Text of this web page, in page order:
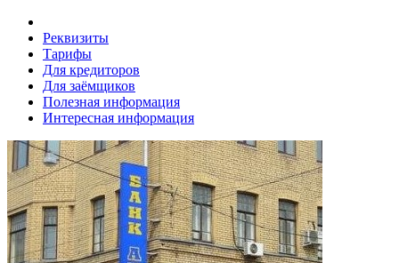
Реквизиты
Тарифы
Для кредиторов
Для заёмщиков
Полезная информация
Интересная информация